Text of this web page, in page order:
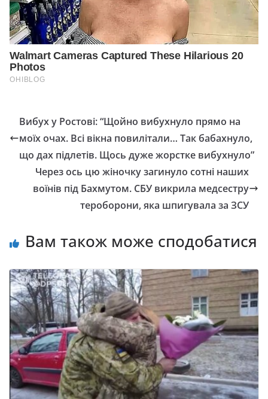
Вибух у Ростові: “Щойно вибухнуло прямо на
моїх очах. Всі вікна повилітали… Так бабахнуло,
що дах підлетів. Щось дуже жорстке вибухнуло”
Через ось цю жіночку загинуло сотні наших
воїнів під Бахмутом. СБУ викрила медсестру
тероборони, якa шпигувaлa зa ЗСУ
Вам також може сподобатися